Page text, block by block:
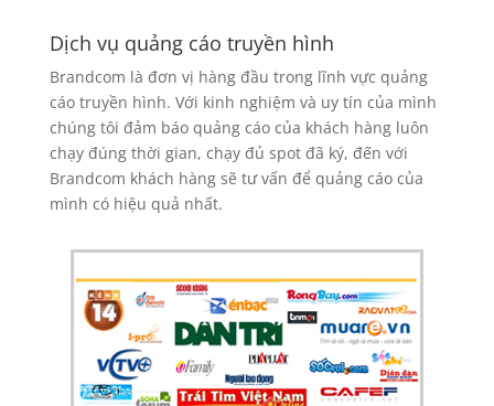
Dịch vụ quảng cáo truyền hình
Brandcom là đơn vị hàng đầu trong lĩnh vực quảng
cáo truyền hình. Với kinh nghiệm và uy tín của mình
chúng tôi đảm báo quảng cáo của khách hàng luôn
chạy đúng thời gian, chạy đủ spot đã ký, đến với
Brandcom khách hàng sẽ tư vấn để quảng cáo của
mình có hiệu quả nhất.